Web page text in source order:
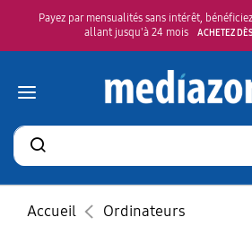
Payez par mensualités sans intérêt,
allant jusqu'à 24 mois
ACHETEZ
Rechercher
des
produits
Accueil Ordinateurs